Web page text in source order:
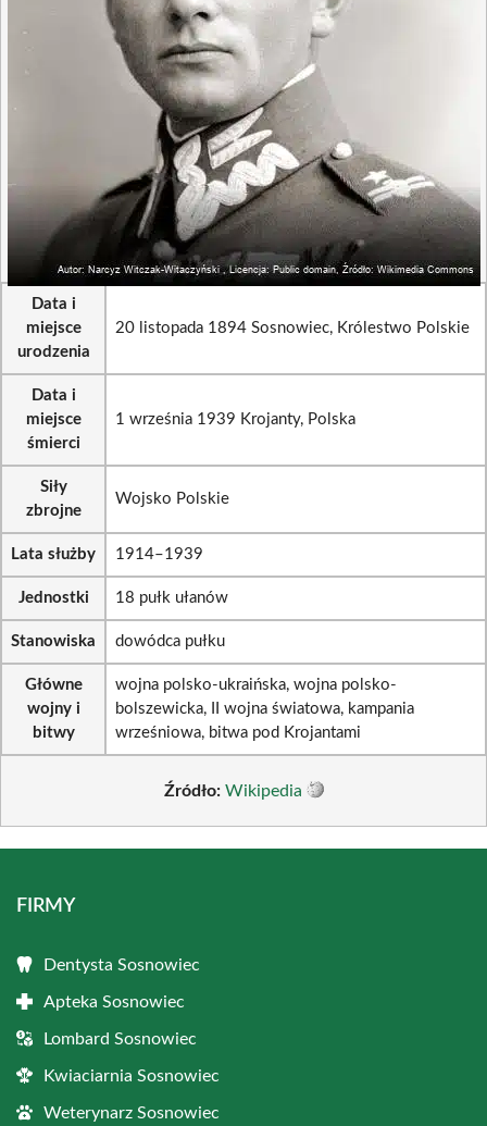
Data i
miejsce
urodzenia
20 listopada 1894 Sosnowiec, Królestwo Polskie
Data i
miejsce
śmierci
1 września 1939 Krojanty, Polska
Siły
zbrojne
Wojsko Polskie
Lata służby 1914–1939
Jednostki 18 pułk ułanów
Stanowiska dowódca pułku
Główne
wojny i
bitwy
wojna polsko-ukraińska, wojna polsko-
bolszewicka, II wojna światowa, kampania
wrześniowa, bitwa pod Krojantami
Źródło: Wikipedia
FIRMY
Dentysta Sosnowiec
Apteka Sosnowiec
Lombard Sosnowiec
Kwiaciarnia Sosnowiec
Weterynarz Sosnowiec